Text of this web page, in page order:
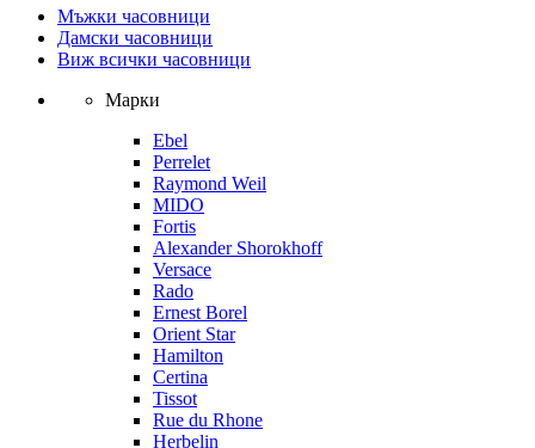
Мъжки часовници
Дамски часовници
Виж всички часовници
Марки
Ebel
Perrelet
Raymond Weil
MIDO
Fortis
Alexander Shorokhoff
Versace
Rado
Ernest Borel
Orient Star
Hamilton
Certina
Tissot
Rue du Rhone
Herbelin